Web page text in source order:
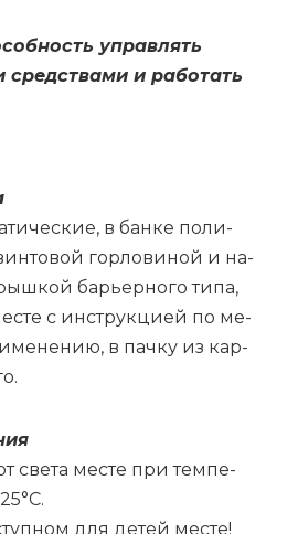
управ­лять
и ра­бо­тать
в бан­ке по­ли­
гор­ло­ви­ной и на­
ба­рьер­но­го ти­па,
с ин­струк­ци­ей по ме­
в пач­ку из кар­
све­та ме­сте при тем­пе­
для де­тей ме­сте!